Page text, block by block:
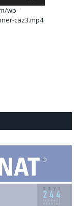
wp-
caz3.mp4